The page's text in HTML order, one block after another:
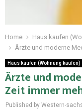
Home
Haus kaufen
Ärzte und moderne
Haus kaufen (Wohnung kaufen)
Ärzte und
Zeit immer
Published by Western-